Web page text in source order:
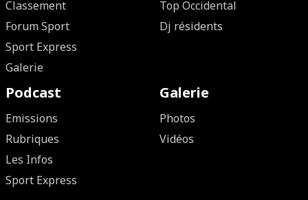
Classement
Forum Sport
Sport Express
Galerie
Top Occidental
Dj résidents
Podcast
Emissions
Rubriques
Les Infos
Sport Express
Galerie
Photos
Vidéos